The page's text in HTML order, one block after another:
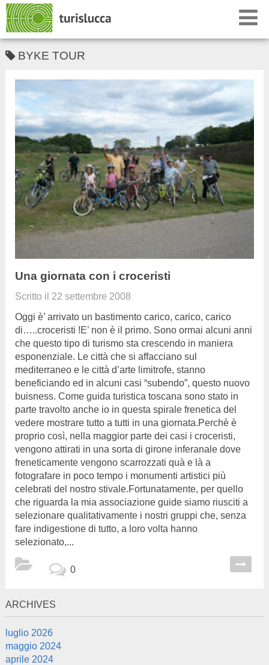
BYKE TOUR
Una giornata con i croceristi
Scritto il 22 settembre 2008
Oggi è’ arrivato un bastimento carico, carico, carico
di…..croceristi !E’ non è il primo. Sono ormai alcuni anni
che questo tipo di turismo sta crescendo in maniera
esponenziale. Le città che si affacciano sul
mediterraneo e le città d’arte limitrofe, stanno
beneficiando ed in alcuni casi “subendo”, questo nuovo
buisness. Come guida turistica toscana sono stato in
parte travolto anche io in questa spirale frenetica del
vedere mostrare tutto a tutti in una giornata.Perchè è
proprio così, nella maggior parte dei casi i croceristi,
vengono attirati in una sorta di girone inferanale dove
freneticamente vengono scarrozzati quà e là a
fotografare in poco tempo i monumenti artistici più
celebrati del nostro stivale.Fortunatamente, per quello
che riguarda la mia associazione guide siamo riusciti a
selezionare qualitativamente i nostri gruppi che, senza
fare indigestione di tutto, a loro volta hanno
selezionato,...
0
ARCHIVES
luglio 2026
maggio 2024
aprile 2024